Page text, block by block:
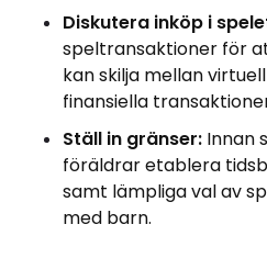
Diskutera inköp i
speltransaktioner för
kan skilja mellan
finansiella
Ställ in gränser: Innan
föräldrar etablera
samt lämpliga val av
med barn.